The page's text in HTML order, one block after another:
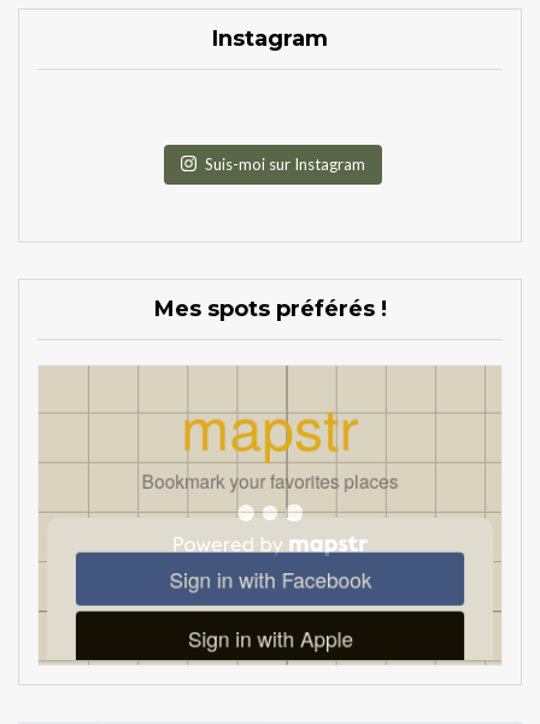
Instagram
Suis-moi sur Instagram
Mes spots préférés !